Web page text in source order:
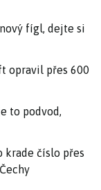
fígl, dejte si
opravil přes 600
to podvod,
krade číslo přes